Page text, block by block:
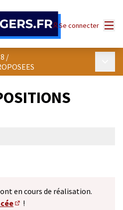
Se connecter
/
en cours de réalisation.
!